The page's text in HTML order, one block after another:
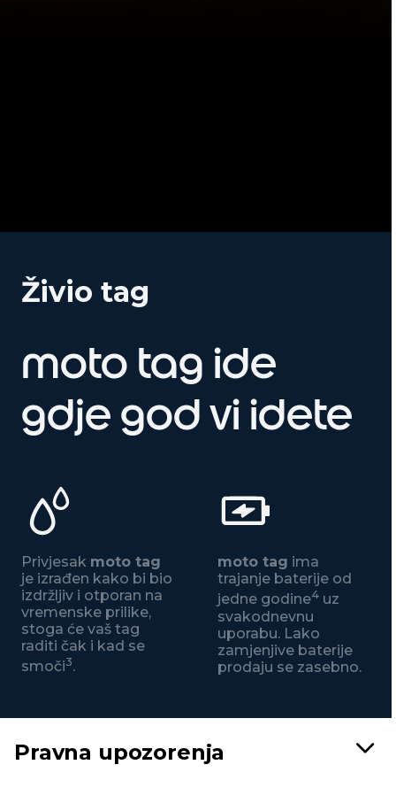
Živio tag
moto tag ide
gdje god vi idete
Privjesak moto tag
je izrađen kako bi bio
izdržljiv i otporan na
vremenske prilike,
stoga će vaš tag
raditi čak i kad se
smoči3.
moto tag ima
trajanje baterije od
jedne godine4uz
svakodnevnu
uporabu. Lako
zamjenjive baterije
prodaju se zasebno.
Pravna upozorenja